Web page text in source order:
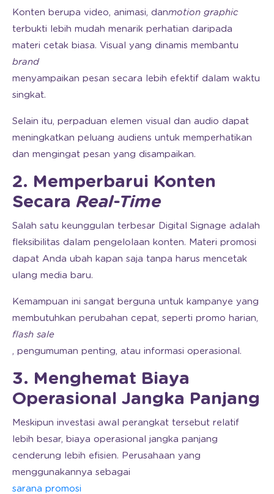
Konten berupa video, animasi, danmotion graphic
terbukti lebih mudah menarik perhatian daripada
materi cetak biasa. Visual yang dinamis membantu
brand
menyampaikan pesan secara lebih efektif dalam waktu
singkat.
Selain itu, perpaduan elemen visual dan audio dapat
meningkatkan peluang audiens untuk memperhatikan
dan mengingat pesan yang disampaikan.
2. Memperbarui Konten
Secara Real-Time
Salah satu keunggulan terbesar Digital Signage adalah
fleksibilitas dalam pengelolaan konten. Materi promosi
dapat Anda ubah kapan saja tanpa harus mencetak
ulang media baru.
Kemampuan ini sangat berguna untuk kampanye yang
membutuhkan perubahan cepat, seperti promo harian,
flash sale
, pengumuman penting, atau informasi operasional.
3. Menghemat Biaya
Operasional Jangka Panjang
Meskipun investasi awal perangkat tersebut relatif
lebih besar, biaya operasional jangka panjang
cenderung lebih efisien. Perusahaan yang
menggunakannya sebagai
sarana promosi